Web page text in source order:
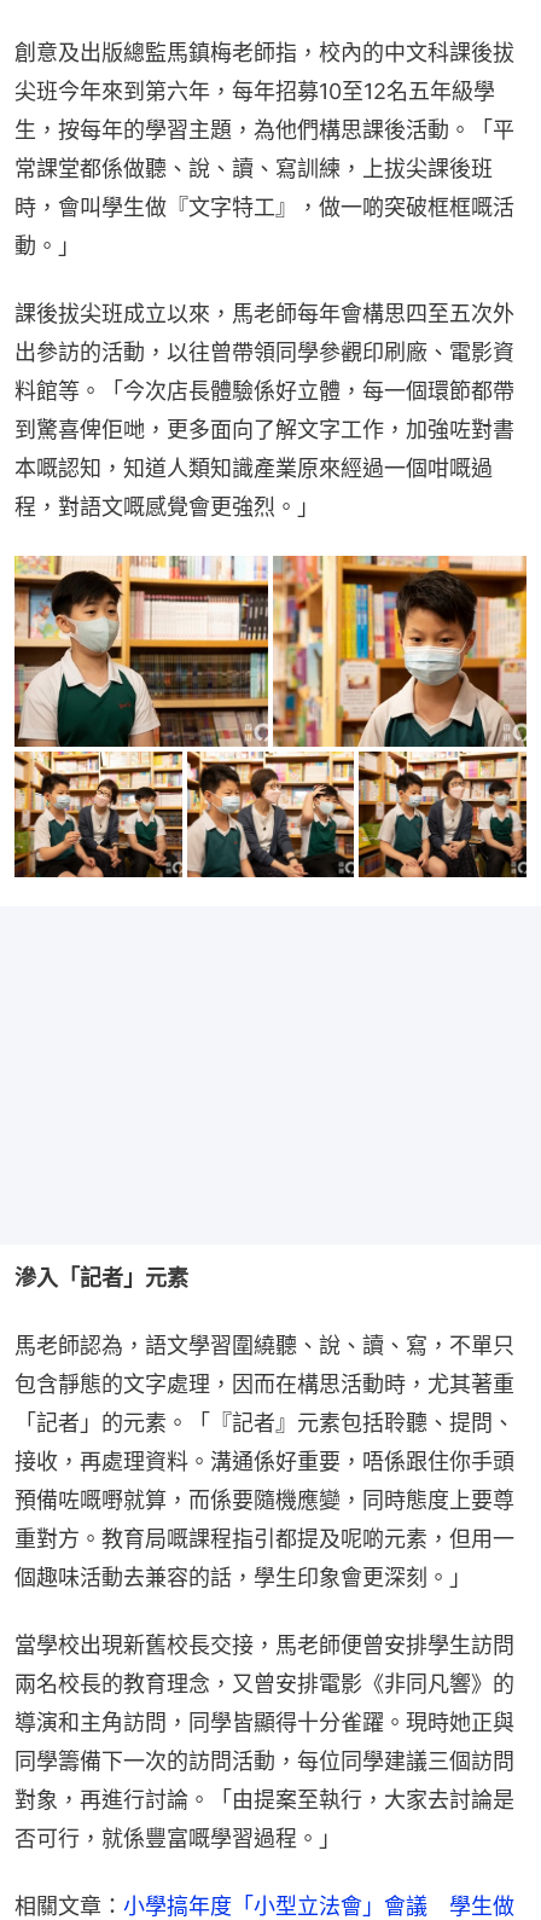
創意及出版總監馬鎮梅老師指，校內的中文科課後拔
尖班今年來到第六年，每年招募10至12名五年級學
生，按每年的學習主題，為他們構思課後活動。「平
常課堂都係做聽、說、讀、寫訓練，上拔尖課後班
時，會叫學生做『文字特工』，做一啲突破框框嘅活
動。」
課後拔尖班成立以來，馬老師每年會構思四至五次外
出參訪的活動，以往曾帶領同學參觀印刷廠、電影資
料館等。「今次店長體驗係好立體，每一個環節都帶
到驚喜俾佢哋，更多面向了解文字工作，加強咗對書
本嘅認知，知道人類知識產業原來經過一個咁嘅過
程，對語文嘅感覺會更強烈。」
滲入「記者」元素
馬老師認為，語文學習圍繞聽、說、讀、寫，不單只
包含靜態的文字處理，因而在構思活動時，尤其著重
「記者」的元素。「『記者』元素包括聆聽、提問、
接收，再處理資料。溝通係好重要，唔係跟住你手頭
預備咗嘅嘢就算，而係要隨機應變，同時態度上要尊
重對方。教育局嘅課程指引都提及呢啲元素，但用一
個趣味活動去兼容的話，學生印象會更深刻。」
當學校出現新舊校長交接，馬老師便曾安排學生訪問
兩名校長的教育理念，又曾安排電影《非同凡響》的
導演和主角訪問，同學皆顯得十分雀躍。現時她正與
同學籌備下一次的訪問活動，每位同學建議三個訪問
對象，再進行討論。「由提案至執行，大家去討論是
否可行，就係豐富嘅學習過程。」
相關文章： 小學搞年度「小型立法會」會議　學生做